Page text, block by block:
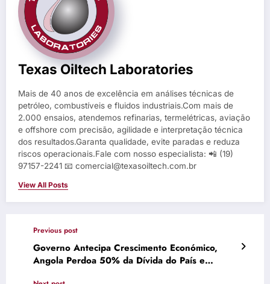
Texas Oiltech Laboratories
Mais de 40 anos de excelência em análises técnicas de
petróleo, combustíveis e fluidos industriais.Com mais de
2.000 ensaios, atendemos refinarias, termelétricas, aviação
e offshore com precisão, agilidade e interpretação técnica
dos resultados.Garanta qualidade, evite paradas e reduza
riscos operacionais.Fale com nosso especialista: 📲 (19)
97157-2241 📧 comercial@texasoiltech.com.br
View All Posts
Previous post
Governo Antecipa Crescimento Económico,
Angola Perdoa 50% da Dívida do País e